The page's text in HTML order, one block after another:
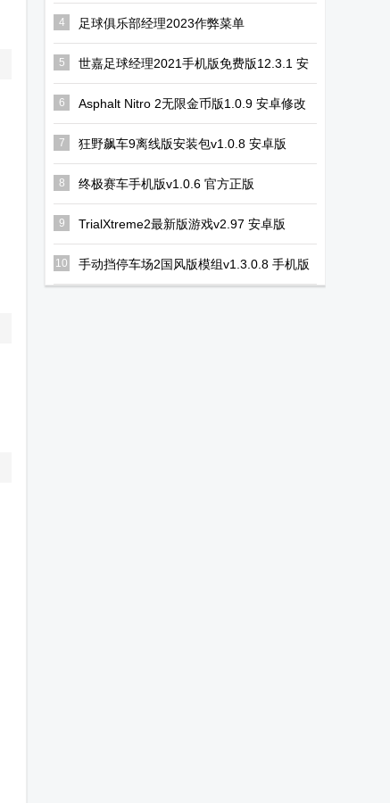
Secret
Society
小馆内置菜单
版
4
足球俱乐部经理2023作弊菜单
(FCM23)v1.3.0无限金钱版
5
世嘉足球经理2021手机版免费版12.3.1 安
卓版
6
Asphalt Nitro 2无限金币版1.0.9 安卓修改
版
7 狂野飙车9离线版安装包v1.0.8 安卓版
8 终极赛车手机版v1.0.6 官方正版
9 TrialXtreme2最新版游戏v2.97 安卓版
10 手动挡停车场2国风版模组v1.3.0.8 手机版